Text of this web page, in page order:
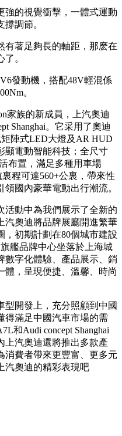
強的視覺衝擊，一體式運動
調節。
有著足夠長的軸距，那麽在
。
發動機，搭配48V輕混係
。
家族的新成員，上汽奧迪
Shanghai。它采用了奧迪
陣式LED大燈及AR HUD
顯電動智能科技；全尺寸
布置，滿足多種用車場
程可達560+公裏，帶來性
國內豪華電動出行潮流。
活動中為我們展示了全新的
汽奧迪將品牌展廳開進繁華
，初期計劃在80個城市建設
艦品牌中心坐落於上海城
數字化體驗、產品展示、銷
體，呈現便捷、溫馨、時尚
型開發上，充分照顧到中國
得滿足中國汽車市場的需
和Audi concept Shanghai
上汽奧迪還將推出多款產
消費者帶來更豐富、更多元
汽奧迪的精彩表現吧